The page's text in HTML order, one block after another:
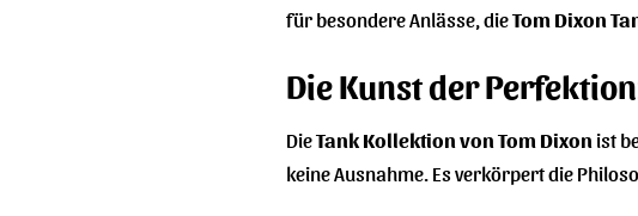
für besondere Anlässe, dieTom Dixon
Die Kunst der
DieTank Kollektion von Tom Dixon ist
keine Ausnahme. Es verkörpert die